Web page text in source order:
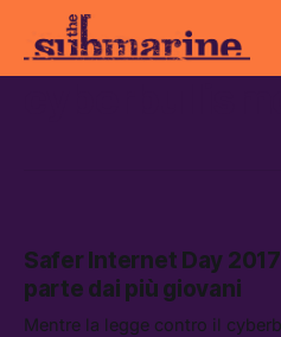
Safer Internet Day
parte dai più giovani
Mentre la legge contro il